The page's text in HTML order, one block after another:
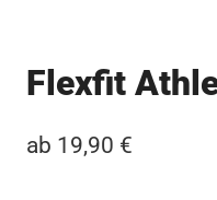
Flexfit
ab 19,90 €